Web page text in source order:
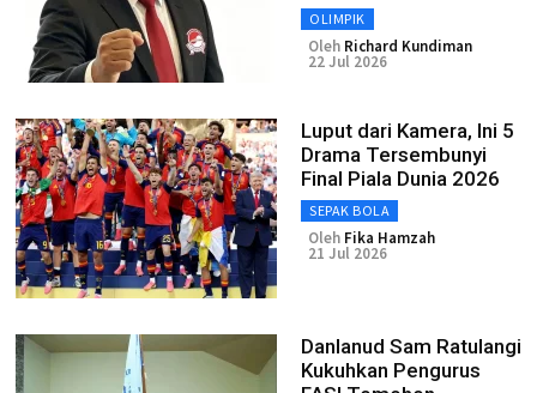
OLIMPIK
Oleh Richard Kundiman
22 Jul 2026
Luput dari Kamera, Ini 5
Drama Tersembunyi
Final Piala Dunia 2026
SEPAK BOLA
Oleh Fika Hamzah
21 Jul 2026
Danlanud Sam Ratulangi
Kukuhkan Pengurus